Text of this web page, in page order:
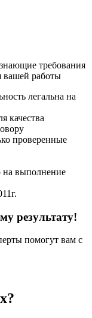
требования
работы
легальна на
качества
проверенные
на выполнение
результату!
помогут вам с